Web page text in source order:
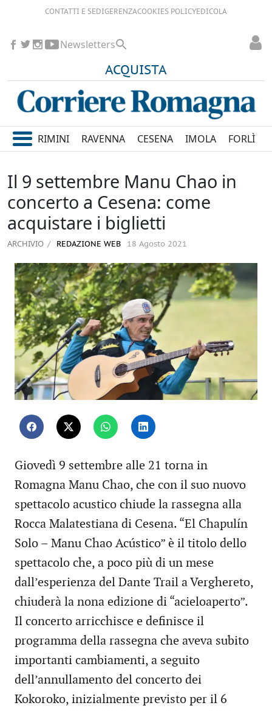
CONTATTI E SEDIGERENZACOOKIES POLICYEDICOLA
ACQUISTA
Newsletters
RIMINI RAVENNA CESENA IMOLA FORLÌ
Il 9 settembre Manu Chao in
concerto a Cesena: come
acquistare i biglietti
ARCHIVIO REDAZIONE WEB 18 Agosto 2021
Giovedì 9 settembre alle 21 torna in
Romagna Manu Chao, che con il suo nuovo
spettacolo acustico chiude la rassegna alla
Rocca Malatestiana di Cesena. “El Chapulín
Solo – Manu Chao Acústico” è il titolo dello
spettacolo che, a poco più di un mese
dall’esperienza del Dante Trail a Verghereto,
chiuderà la nona edizione di “acieloaperto”.
Il concerto arricchisce e definisce il
programma della rassegna che aveva subito
importanti cambiamenti, a seguito
dell’annullamento del concerto dei
Kokoroko, inizialmente previsto per il 6